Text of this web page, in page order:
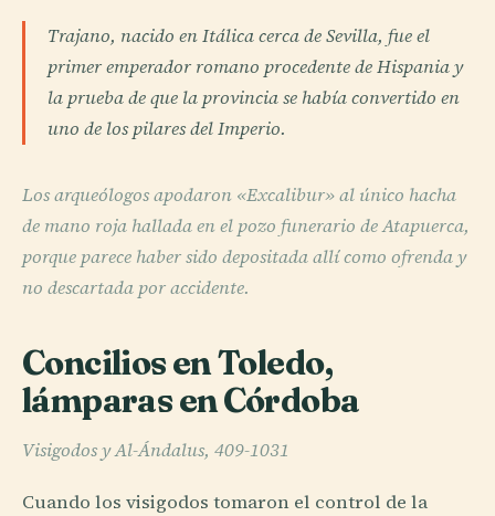
Trajano, nacido en Itálica cerca de Sevilla, fue el
primer emperador romano procedente de Hispania y
la prueba de que la provincia se había convertido en
uno de los pilares del Imperio.
Los arqueólogos apodaron «Excalibur» al único hacha
de mano roja hallada en el pozo funerario de Atapuerca,
porque parece haber sido depositada allí como ofrenda y
no descartada por accidente.
Concilios en Toledo,
lámparas en Córdoba
Visigodos y Al-Ándalus, 409-1031
Cuando los visigodos tomaron el control de la